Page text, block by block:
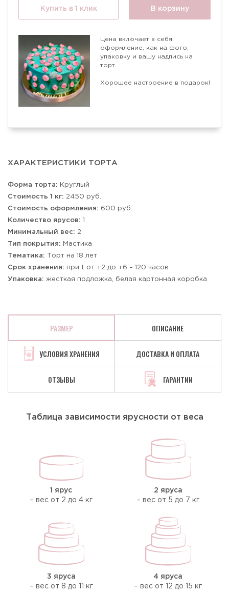
Купить в 1 клик В корзину
Цена включает в себя:
оформление, как на фото,
упаковку и вашу надпись на
торт.
Хорошее настроение в подарок!
ХАРАКТЕРИСТИКИ ТОРТА
Форма торта: Круглый
Стоимость 1 кг: 2450 руб.
Стоимость оформления: 600 руб.
Количество ярусов: 1
Минимальный вес: 2
Тип покрытия: Мастика
Тематика: Торт на 18 лет
Срок хранения: при t от +2 до +6 – 120 часов
Упаковка: жесткая подложка, белая картонная коробка
РАЗМЕР ОПИСАНИЕ
УСЛОВИЯ ХРАНЕНИЯ ДОСТАВКА И ОПЛАТА
ОТЗЫВЫ ГАРАНТИИ
Таблица зависимости ярусности от веса
1 ярус
– вес от 2 до 4 кг
2 яруса
– вес от 5 до 7 кг
3 яруса
– вес от 8 до 11 кг
4 яруса
– вес от 12 до 15 кг